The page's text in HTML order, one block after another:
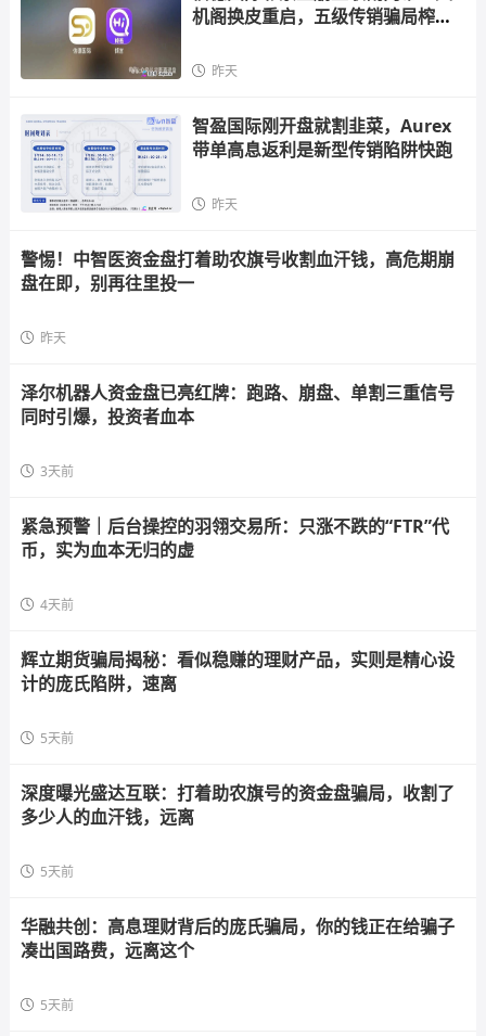
机阁换皮重启，五级传销骗局榨干
昨天
智盈国际刚开盘就割韭菜，Aurex
带单高息返利是新型传销陷阱快跑
昨天
警惕！中智医资金盘打着助农旗号收割血汗钱，高危期崩
盘在即，别再往里投一
昨天
泽尔机器人资金盘已亮红牌：跑路、崩盘、单割三重信号
同时引爆，投资者血本
3天前
紧急预警｜后台操控的羽翎交易所：只涨不跌的“FTR”代
币，实为血本无归的虚
4天前
辉立期货骗局揭秘：看似稳赚的理财产品，实则是精心设
计的庞氏陷阱，速离
5天前
深度曝光盛达互联：打着助农旗号的资金盘骗局，收割了
多少人的血汗钱，远离
5天前
华融共创：高息理财背后的庞氏骗局，你的钱正在给骗子
凑出国路费，远离这个
5天前